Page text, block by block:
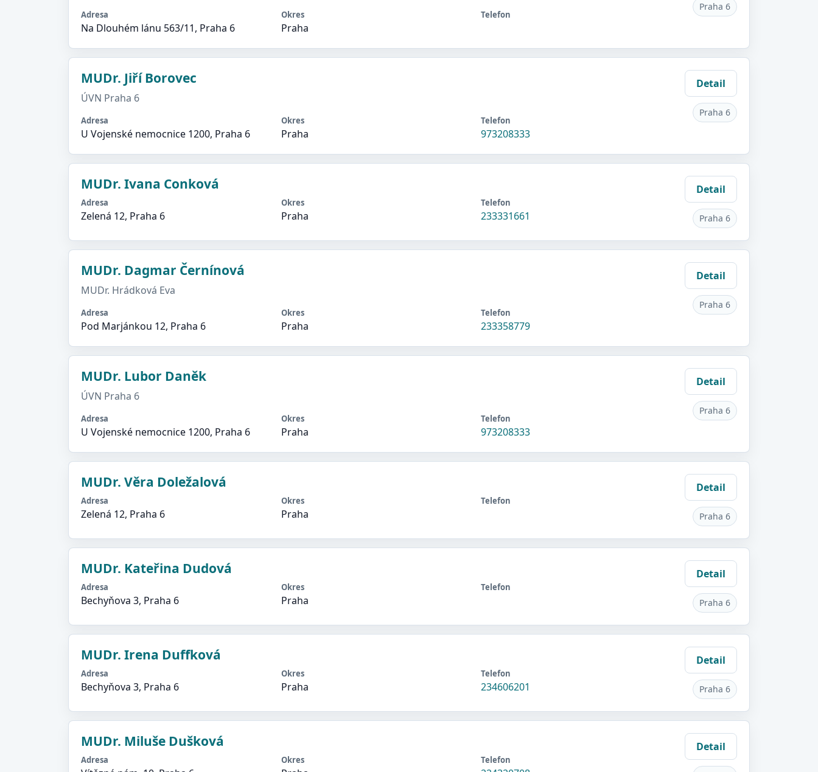
Adresa
Na Dlouhém lánu 563/11, Praha 6
Okres
Praha
Telefon
Praha 6
MUDr. Jiří Borovec
ÚVN Praha 6
Adresa
U Vojenské nemocnice 1200, Praha 6
Okres
Praha
Telefon
973208333
Detail
Praha 6
MUDr. Ivana Conková
Adresa
Zelená 12, Praha 6
Okres
Praha
Telefon
233331661
Detail
Praha 6
MUDr. Dagmar Černínová
MUDr. Hrádková Eva
Adresa
Pod Marjánkou 12, Praha 6
Okres
Praha
Telefon
233358779
Detail
Praha 6
MUDr. Lubor Daněk
ÚVN Praha 6
Adresa
U Vojenské nemocnice 1200, Praha 6
Okres
Praha
Telefon
973208333
Detail
Praha 6
MUDr. Věra Doležalová
Adresa
Zelená 12, Praha 6
Okres
Praha
Telefon
Detail
Praha 6
MUDr. Kateřina Dudová
Adresa
Bechyňova 3, Praha 6
Okres
Praha
Telefon
Detail
Praha 6
MUDr. Irena Duffková
Adresa
Bechyňova 3, Praha 6
Okres
Praha
Telefon
234606201
Detail
Praha 6
MUDr. Miluše Dušková
Adresa Okres Telefon
Detail